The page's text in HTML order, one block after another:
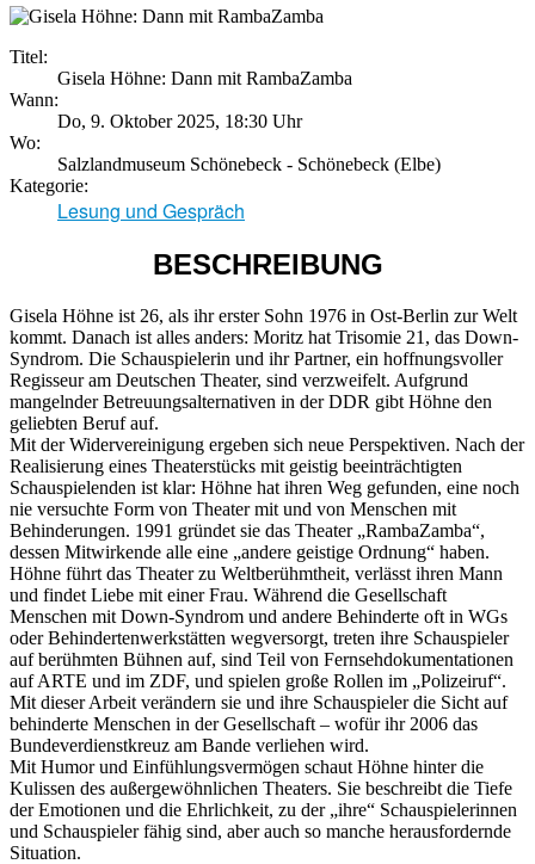
Titel:
Gisela Höhne: Dann mit RambaZamba
Wann:
Do, 9. Oktober 2025, 18:30 Uhr
Wo:
Salzlandmuseum Schönebeck - Schönebeck (Elbe)
Kategorie:
Lesung und Gespräch
BESCHREIBUNG
Gisela Höhne ist 26, als ihr erster Sohn 1976 in Ost-Berlin zur Welt
kommt. Danach ist alles anders: Moritz hat Trisomie 21, das Down-
Syndrom. Die Schauspielerin und ihr Partner, ein hoffnungsvoller
Regisseur am Deutschen Theater, sind verzweifelt. Aufgrund
mangelnder Betreuungsalternativen in der DDR gibt Höhne den
geliebten Beruf auf.
Mit der Widervereinigung ergeben sich neue Perspektiven. Nach der
Realisierung eines Theaterstücks mit geistig beeinträchtigten
Schauspielenden ist klar: Höhne hat ihren Weg gefunden, eine noch
nie versuchte Form von Theater mit und von Menschen mit
Behinderungen. 1991 gründet sie das Theater „RambaZamba“,
dessen Mitwirkende alle eine „andere geistige Ordnung“ haben.
Höhne führt das Theater zu Weltberühmtheit, verlässt ihren Mann
und findet Liebe mit einer Frau. Während die Gesellschaft
Menschen mit Down-Syndrom und andere Behinderte oft in WGs
oder Behindertenwerkstätten wegversorgt, treten ihre Schauspieler
auf berühmten Bühnen auf, sind Teil von Fernsehdokumentationen
auf ARTE und im ZDF, und spielen große Rollen im „Polizeiruf“.
Mit dieser Arbeit verändern sie und ihre Schauspieler die Sicht auf
behinderte Menschen in der Gesellschaft – wofür ihr 2006 das
Bundeverdienstkreuz am Bande verliehen wird.
Mit Humor und Einfühlungsvermögen schaut Höhne hinter die
Kulissen des außergewöhnlichen Theaters. Sie beschreibt die Tiefe
der Emotionen und die Ehrlichkeit, zu der „ihre“ Schauspielerinnen
und Schauspieler fähig sind, aber auch so manche herausfordernde
Situation.